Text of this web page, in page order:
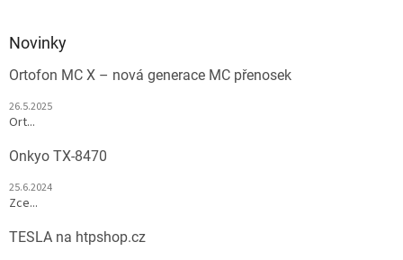
Novinky
Ortofon MC X – nová generace MC přenosek
26.5.2025
Ort...
Onkyo TX-8470
25.6.2024
Zce...
TESLA na htpshop.cz